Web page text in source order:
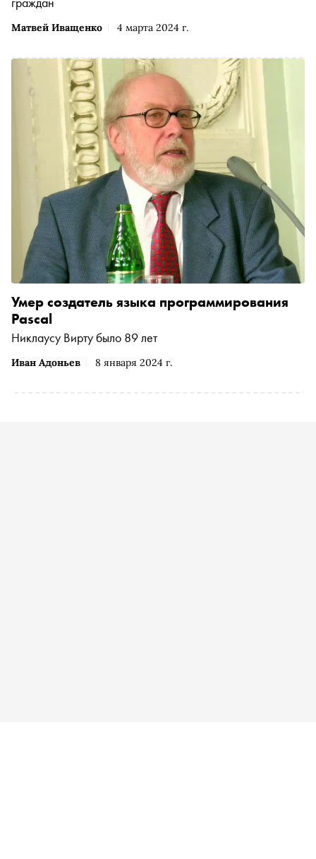
Матвей Иващенко 4 марта 2024 г.
Иван Адоньев 8 января 2024 г.
Умер создатель языка программирования
Pascal
Никлаусу Вирту было 89 лет